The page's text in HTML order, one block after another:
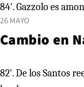
84′. Gazzolo es
26 MAYO
Cambio en
82′. De los Santos reemplaza a Martínez en el cuadro